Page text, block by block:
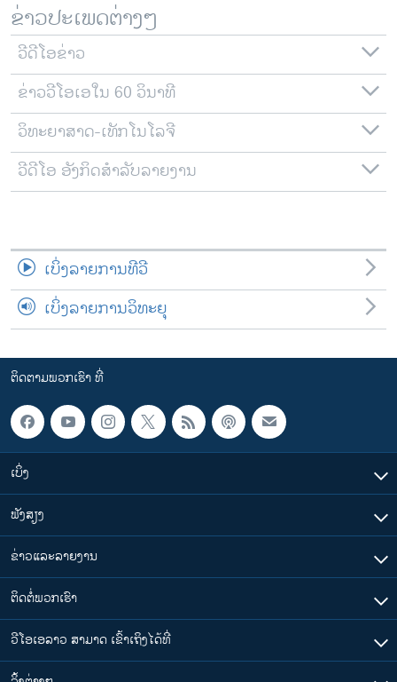
ສຽງ
ລາຍການກະຈາຍສຽງ
ລາຍງານ
ຕິດຕາມພວກເຮົາ ທີ່
ພາສາຕ່າງໆ
ຂ່າວປະເພດຕ່າງໆ
ວີດີໂອຂ່າວ
ຂ່າວວີໂອເອໃນ 60 ວິນາທີ
ວິທະຍາສາດ-ເທັກໂນໂລຈີ
ວີດີໂອ ອັງກິດສຳລັບລາຍງານ
ເບິ່ງລາຍການທີວີ
ເບິ່ງລາຍການວິທະຍຸ
ຕິດຕາມພວກເຮົາ ທີ່
ເບິ່ງ
ຟັງສຽງ
ຂ່າວແລະລາຍງານ
ຕິດຕໍ່ພວກເຮົາ
ວີໂອເອລາວ ສາມາດ ເຂົ້າເຖິງໄດ້ທີ່